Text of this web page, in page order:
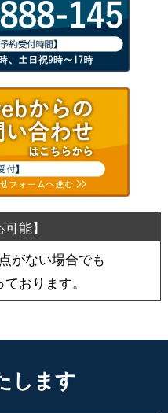
がない場合でも
おります。
します